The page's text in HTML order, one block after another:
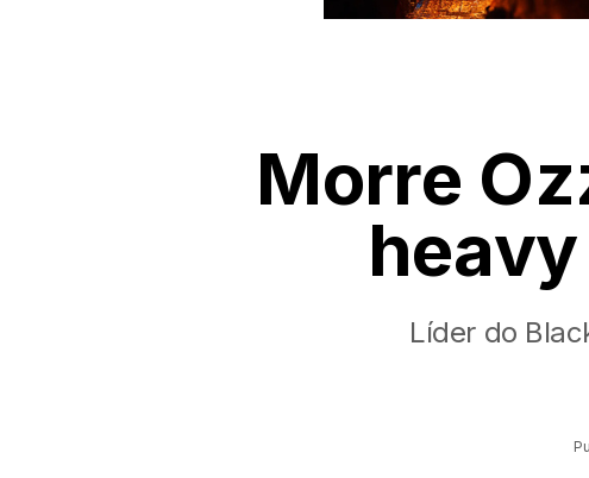
Morre
Líder do